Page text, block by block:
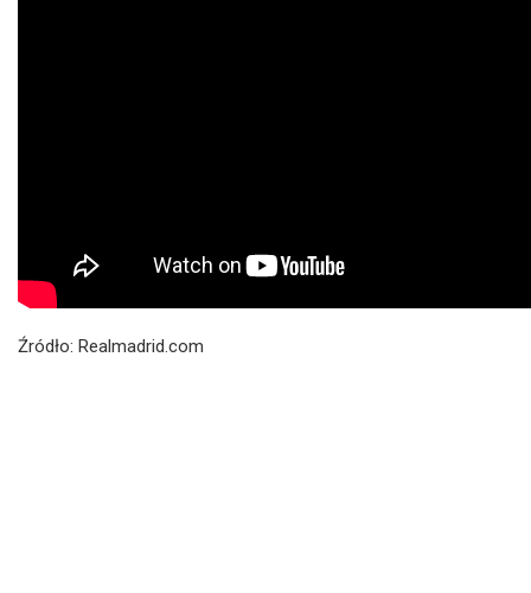
Źródło: Realmadrid.com